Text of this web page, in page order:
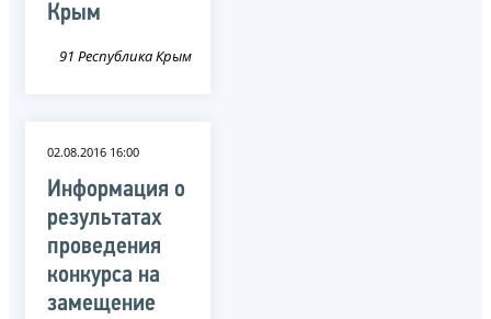
Крым
91 Республика Крым
02.08.2016 16:00
Информация о
результатах
проведения
конкурса на
замещение